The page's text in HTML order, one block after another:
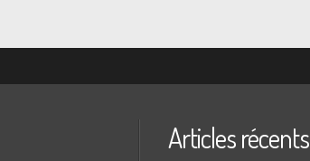
Articles récents